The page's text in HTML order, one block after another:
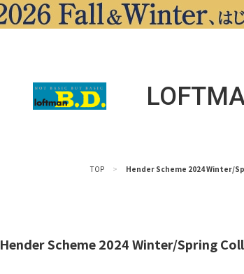
TOP > Hender Scheme 2024 Winter/
Hender Scheme 2024 Winter/Spring